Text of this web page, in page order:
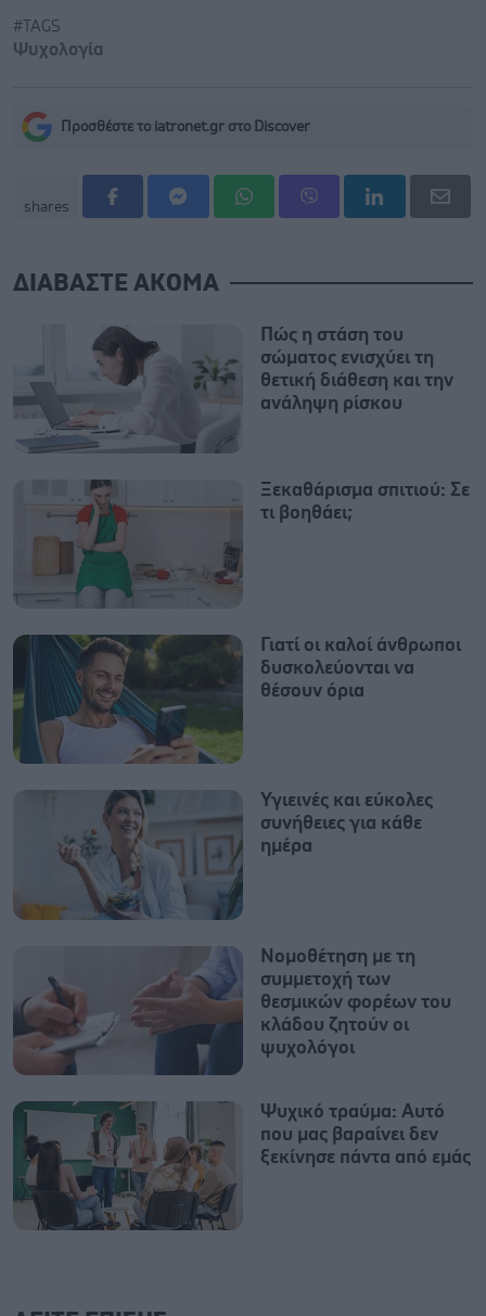
#TAGS
Ψυχολογία
Προσθέστε το iatronet.gr στο Discover
shares
ΔΙΑΒΑΣΤΕ ΑΚΟΜΑ
Πώς η στάση του
σώματος ενισχύει τη
θετική διάθεση και την
ανάληψη ρίσκου
Ξεκαθάρισμα σπιτιού: Σε
τι βοηθάει;
Γιατί οι καλοί άνθρωποι
δυσκολεύονται να
θέσουν όρια
Υγιεινές και εύκολες
συνήθειες για κάθε
ημέρα
Nομοθέτηση με τη
συμμετοχή των
θεσμικών φορέων του
κλάδου ζητούν οι
ψυχολόγοι
Ψυχικό τραύμα: Αυτό
που μας βαραίνει δεν
ξεκίνησε πάντα από εμάς